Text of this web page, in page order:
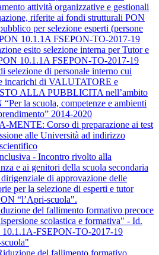
attività organizzative e gestionali
riferite ai fondi strutturali PON
per selezione esperti (persone
10.1.1A FSEPON-TO-2017-19
esito selezione interna per Tutor e
10.1.1A FSEPON-TO-2017-19
selezione di personale interno cui
incarichi di VALUTATORE e
ALLA PUBBLICITA nell’ambito
“Per la scuola, competenze e ambienti
2014-2020
MENTE: Corso di preparazione ai test
alle Università ad indirizzo
- Incontro rivolto alla
e ai genitori della scuola secondaria
di approvazione delle
per la selezione di esperti e tutor
“l’Apri-scuola".
del fallimento formativo precoce
scolastica e formativa" - Id.
10.1.1A-FSEPON-TO-2017-19